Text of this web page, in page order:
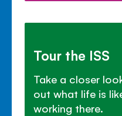
Tour the ISS
Take a closer
out what life is
working there.